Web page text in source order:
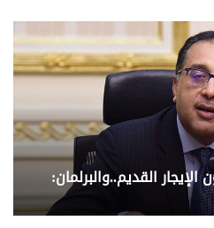
القديم..والبرلمان:
..
من